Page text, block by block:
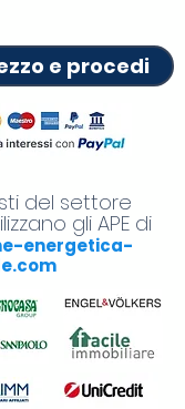
e procedi
del settore
gli APE di
energetica-